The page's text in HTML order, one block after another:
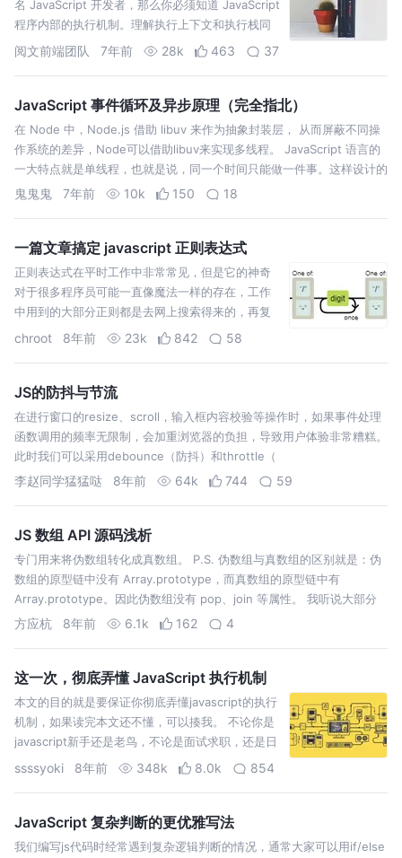
名 JavaScript 开发者，那么你必须知道 JavaScript
程序内部的执行机制。理解执行上下文和执行栈同
样有助于理解其他的 JavaScript 概念如提升机制、
阅文前端团队 7年前 28k 463 37
JavaScript 事件循环及异步原理（完全指北）
在 Node 中，Node.js 借助 libuv 来作为抽象封装层， 从而屏蔽不同操
作系统的差异，Node可以借助libuv来实现多线程。 JavaScript 语言的
一大特点就是单线程，也就是说，同一个时间只能做一件事。这样设计的
方案主要源于其语言特性，因为 JavaScr…
鬼鬼鬼 7年前 10k 150 18
一篇文章搞定 javascript 正则表达式
正则表达式在平时工作中非常常见，但是它的神奇
对于很多程序员可能一直像魔法一样的存在，工作
中用到的大部分正则都是去网上搜索得来的，再复
杂一点看着文档费时费力的拼凑一下。是不是深有
望给更多需要的…
chroot 8年前 23k 842 58
JS的防抖与节流
在进行窗口的resize、scroll，输入框内容校验等操作时，如果事件处理
函数调用的频率无限制，会加重浏览器的负担，导致用户体验非常糟糕。
此时我们可以采用debounce（防抖）和throttle（
李赵同学猛猛哒 8年前 64k 744 59
JS 数组 API 源码浅析
专门用来将伪数组转化成真数组。 P.S. 伪数组与真数组的区别就是：伪
数组的原型链中没有 Array.prototype，而真数组的原型链中有
Array.prototype。因此伪数组没有 pop、join 等属性。 我听说大部分
的语言内置的 sort 方法都是快速排序算法。…
方应杭 8年前 6.1k 162 4
这一次，彻底弄懂 JavaScript 执行机制
本文的目的就是要保证你彻底弄懂javascript的执行
机制，如果读完本文还不懂，可以揍我。 不论你是
javascript新手还是老鸟，不论是面试求职，还是日
常开发工作，我们经常会遇到这样的情况：给定的
ssssyoki 8年前 348k 8.0k 854
JavaScript 复杂判断的更优雅写法
我们编写js代码时经常遇到复杂逻辑判断的情况，通常大家可以用if/else